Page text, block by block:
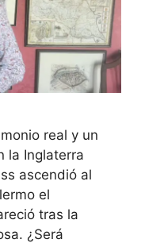
real y un
la Inglaterra
ascendió al
el
tras la
¿Será